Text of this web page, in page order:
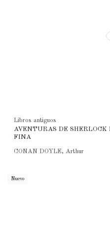
Libros antiguos
AVENTURAS DE SHERLOCK
FINA
CONAN DOYLE, Arthur
Nuevo